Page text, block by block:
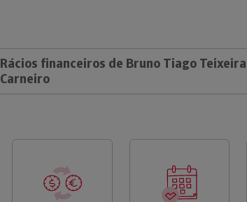
Rácios financeiros de Bruno Tiago Teixeira
Carneiro